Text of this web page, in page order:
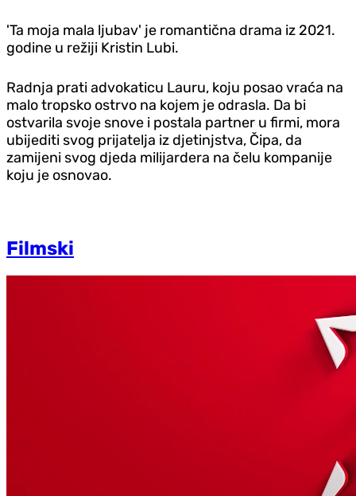
'Ta moja mala ljubav' je romantična drama iz 2021.
godine u režiji Kristin Lubi.
Radnja prati advokaticu Lauru, koju posao vraća na
malo tropsko ostrvo na kojem je odrasla. Da bi
ostvarila svoje snove i postala partner u firmi, mora
ubijediti svog prijatelja iz djetinjstva, Čipa, da
zamijeni svog djeda milijardera na čelu kompanije
koju je osnovao.
Filmski